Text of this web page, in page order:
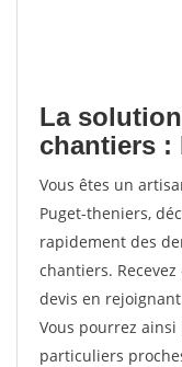
La
chantiers :
Vous êtes un
Puget-theniers,
rapidement des
chantiers.
devis en
Vous pourrez ainsi
particuliers